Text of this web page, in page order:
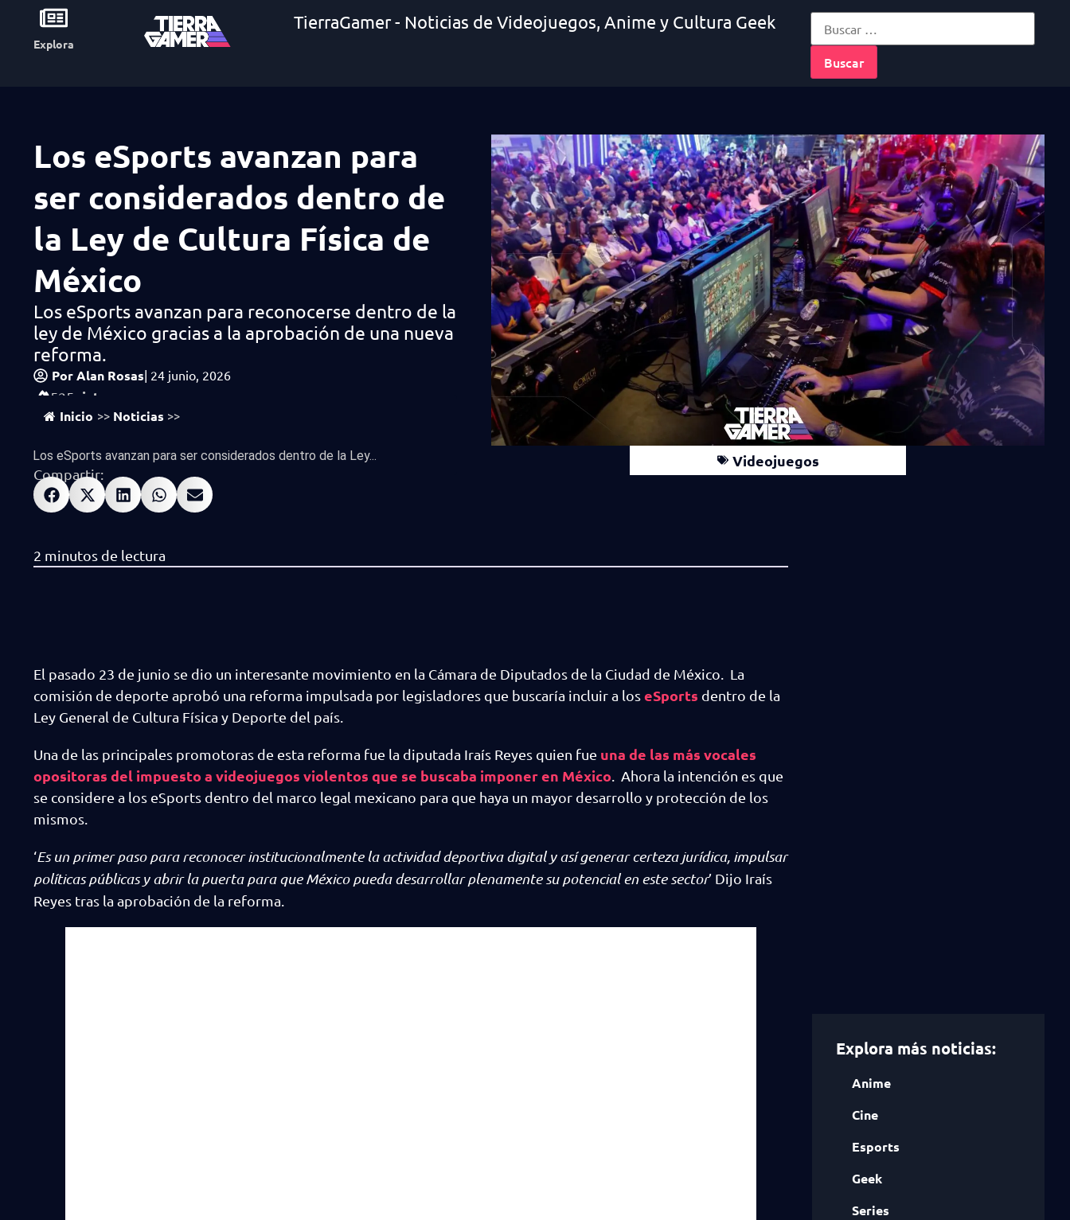
Explora
TierraGamer - Noticias de Videojuegos, Anime y Cultura Geek
Los eSports avanzan para
ser considerados dentro de
la Ley de Cultura Física de
México
Los eSports avanzan para reconocerse dentro de la
ley de México gracias a la aprobación de una nueva
reforma.
PorAlan Rosas| 24 junio, 2026
525 vistas
Inicio >> Noticias >>
Los eSports avanzan para ser considerados dentro de la Ley...
Compartir:
Videojuegos
El pasado 23 de junio se dio un interesante movimiento en la Cámara de Diputados de la Ciudad de México. La
comisión de deporte aprobó una reforma impulsada por legisladores que buscaría incluir a loseSports dentro de la
Ley General de Cultura Física y Deporte del país.
Una de las principales promotoras de esta reforma fue la diputada Iraís Reyes quien fue una de las más vocales
opositoras del impuesto a videojuegos violentos que se buscaba imponer en México . Ahora la intención es que
se considere a los eSports dentro del marco legal mexicano para que haya un mayor desarrollo y protección de los
mismos.
‘Es un primer paso para reconocer institucionalmente la actividad deportiva digital y así generar certeza jurídica, impulsar
políticas públicas y abrir la puerta para que México pueda desarrollar plenamente su potencial en este sector’ Dijo Iraís
Reyes tras la aprobación de la reforma.
Explora más noticias:
Anime
Cine
Esports
Geek
Series